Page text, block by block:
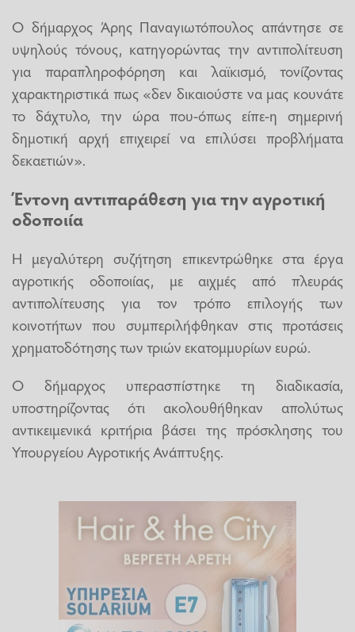
Ο δήμαρχος Άρης Παναγιωτόπουλος απάντησε σε
υψηλούς τόνους, κατηγορώντας την αντιπολίτευση
για παραπληροφόρηση και λαϊκισμό, τονίζοντας
χαρακτηριστικά πως «δεν δικαιούστε να μας κουνάτε
το δάχτυλο, την ώρα που-όπως είπε-η σημερινή
δημοτική αρχή επιχειρεί να επιλύσει προβλήματα
δεκαετιών».
Έντονη αντιπαράθεση για την αγροτική
οδοποιία
Η μεγαλύτερη συζήτηση επικεντρώθηκε στα έργα
αγροτικής οδοποιίας, με αιχμές από πλευράς
αντιπολίτευσης για τον τρόπο επιλογής των
κοινοτήτων που συμπεριλήφθηκαν στις προτάσεις
χρηματοδότησης των τριών εκατομμυρίων ευρώ.
Ο δήμαρχος υπερασπίστηκε τη διαδικασία,
υποστηρίζοντας ότι ακολουθήθηκαν απολύτως
αντικειμενικά κριτήρια βάσει της πρόσκλησης του
Υπουργείου Αγροτικής Ανάπτυξης.